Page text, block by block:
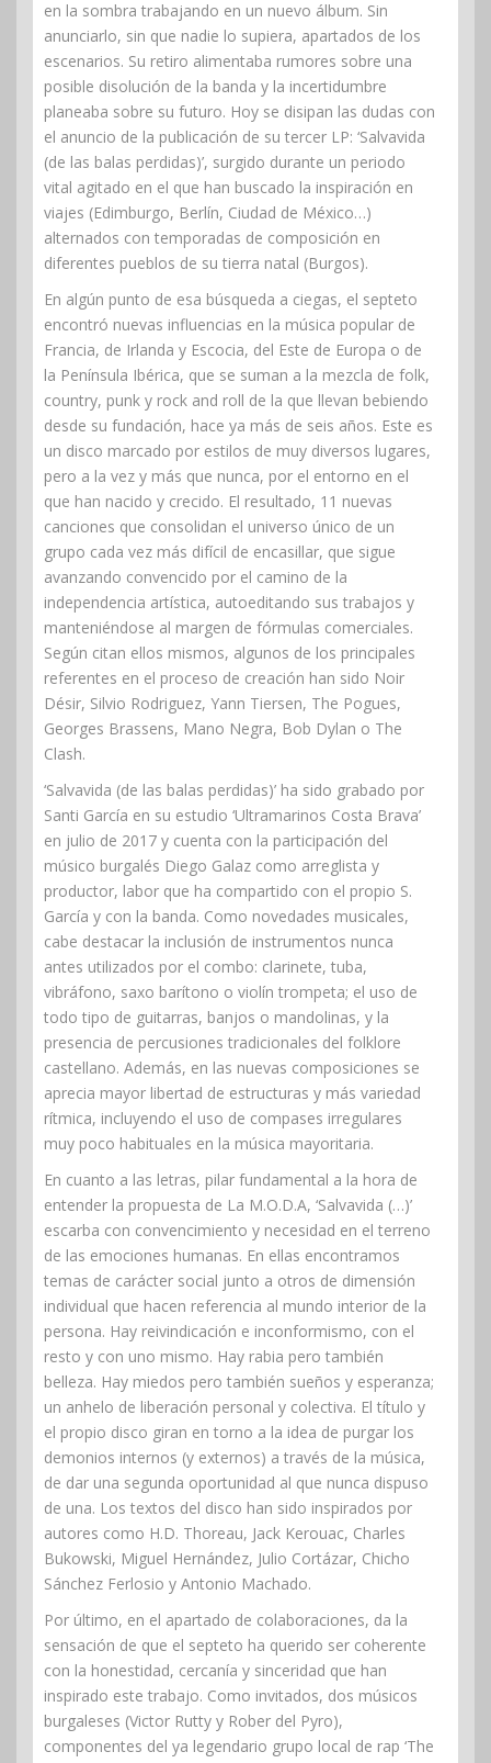
en la sombra trabajando en un nuevo álbum. Sin
anunciarlo, sin que nadie lo supiera, apartados de los
escenarios. Su retiro alimentaba rumores sobre una
posible disolución de la banda y la incertidumbre
planeaba sobre su futuro. Hoy se disipan las dudas con
el anuncio de la publicación de su tercer LP: ‘Salvavida
(de las balas perdidas)’, surgido durante un periodo
vital agitado en el que han buscado la inspiración en
viajes (Edimburgo, Berlín, Ciudad de México…)
alternados con temporadas de composición en
diferentes pueblos de su tierra natal (Burgos).
En algún punto de esa búsqueda a ciegas, el septeto
encontró nuevas influencias en la música popular de
Francia, de Irlanda y Escocia, del Este de Europa o de
la Península Ibérica, que se suman a la mezcla de folk,
country, punk y rock and roll de la que llevan bebiendo
desde su fundación, hace ya más de seis años. Este es
un disco marcado por estilos de muy diversos lugares,
pero a la vez y más que nunca, por el entorno en el
que han nacido y crecido. El resultado, 11 nuevas
canciones que consolidan el universo único de un
grupo cada vez más difícil de encasillar, que sigue
avanzando convencido por el camino de la
independencia artística, autoeditando sus trabajos y
manteniéndose al margen de fórmulas comerciales.
Según citan ellos mismos, algunos de los principales
referentes en el proceso de creación han sido Noir
Désir, Silvio Rodriguez, Yann Tiersen, The Pogues,
Georges Brassens, Mano Negra, Bob Dylan o The
Clash.
‘Salvavida (de las balas perdidas)’ ha sido grabado por
Santi García en su estudio ‘Ultramarinos Costa Brava’
en julio de 2017 y cuenta con la participación del
músico burgalés Diego Galaz como arreglista y
productor, labor que ha compartido con el propio S.
García y con la banda. Como novedades musicales,
cabe destacar la inclusión de instrumentos nunca
antes utilizados por el combo: clarinete, tuba,
vibráfono, saxo barítono o violín trompeta; el uso de
todo tipo de guitarras, banjos o mandolinas, y la
presencia de percusiones tradicionales del folklore
castellano. Además, en las nuevas composiciones se
aprecia mayor libertad de estructuras y más variedad
rítmica, incluyendo el uso de compases irregulares
muy poco habituales en la música mayoritaria.
En cuanto a las letras, pilar fundamental a la hora de
entender la propuesta de La M.O.D.A, ‘Salvavida (…)’
escarba con convencimiento y necesidad en el terreno
de las emociones humanas. En ellas encontramos
temas de carácter social junto a otros de dimensión
individual que hacen referencia al mundo interior de la
persona. Hay reivindicación e inconformismo, con el
resto y con uno mismo. Hay rabia pero también
belleza. Hay miedos pero también sueños y esperanza;
un anhelo de liberación personal y colectiva. El título y
el propio disco giran en torno a la idea de purgar los
demonios internos (y externos) a través de la música,
de dar una segunda oportunidad al que nunca dispuso
de una. Los textos del disco han sido inspirados por
autores como H.D. Thoreau, Jack Kerouac, Charles
Bukowski, Miguel Hernández, Julio Cortázar, Chicho
Sánchez Ferlosio y Antonio Machado.
Por último, en el apartado de colaboraciones, da la
sensación de que el septeto ha querido ser coherente
con la honestidad, cercanía y sinceridad que han
inspirado este trabajo. Como invitados, dos músicos
burgaleses (Victor Rutty y Rober del Pyro),
componentes del ya legendario grupo local de rap ‘The